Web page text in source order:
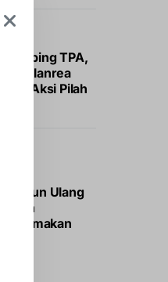
Dumping TPA,
Aksi Pilah
Susun Ulang
Diutamakan